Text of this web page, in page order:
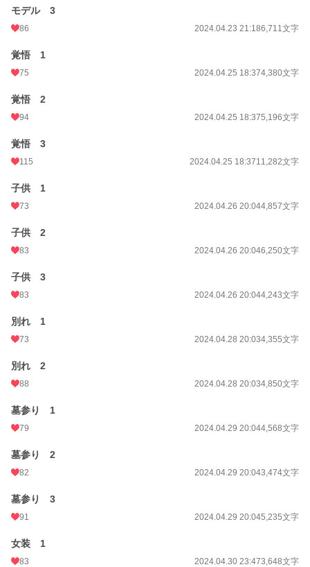
モデル 3
86 2024.04.23 21:186,711文字
覚悟 1
75 2024.04.25 18:374,380文字
覚悟 2
94 2024.04.25 18:375,196文字
覚悟 3
115 2024.04.25 18:3711,282文字
子供 1
73 2024.04.26 20:044,857文字
子供 2
83 2024.04.26 20:046,250文字
子供 3
83 2024.04.26 20:044,243文字
別れ 1
73 2024.04.28 20:034,355文字
別れ 2
88 2024.04.28 20:034,850文字
墓参り 1
79 2024.04.29 20:044,568文字
墓参り 2
82 2024.04.29 20:043,474文字
墓参り 3
91 2024.04.29 20:045,235文字
女装 1
83 2024.04.30 23:473,648文字